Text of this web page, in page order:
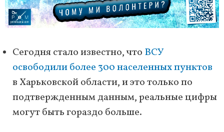
Сегодня стало известно, что ВСУ
освободили более 300 населенных пунктов
в Харьковской области, и это только по
подтвержденным данным, реальные цифры
могут быть гораздо больше.